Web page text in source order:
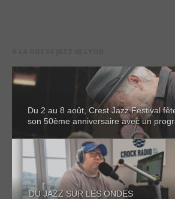
Du 2 au 8 août, Crest Jazz Festival
son 50ème anniversaire avec un
DU JAZZ SUR LES ONDES